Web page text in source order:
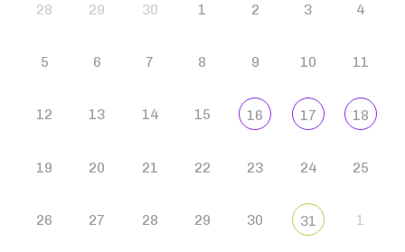
28 29 30 1 2 3 4
5 6 7 8 9 10 11
12 13 14 15 16 17 18
19 20 21 22 23 24 25
26 27 28 29 30 31 1